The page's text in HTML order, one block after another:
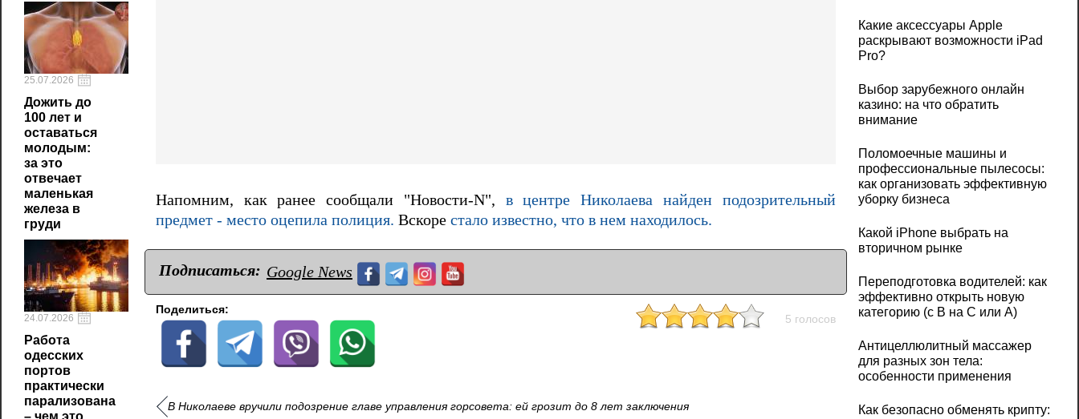
25.07.2026
Дожить до
100 лет и
оставаться
молодым:
за это
отвечает
маленькая
железа в
груди
24.07.2026
Работа
одесских
портов
практически
парализована
– чем это
Напомним, как ранее сообщали "Новости-N", в центре Николаева найден подозрительный
предмет - место оцепила полиция. Вскоре стало известно, что в нем находилось.
Подписаться: Google News
Поделиться:
5 голосов
В Николаеве вручили подозрение главе управления горсовета: ей грозит до 8 лет заключения
Какие аксессуары Apple
раскрывают возможности iPad
Pro?
Выбор зарубежного онлайн
казино: на что обратить
внимание
Поломоечные машины и
профессиональные пылесосы:
как организовать эффективную
уборку бизнеса
Какой iPhone выбрать на
вторичном рынке
Переподготовка водителей: как
эффективно открыть новую
категорию (с B на C или А)
Антицеллюлитный массажер
для разных зон тела:
особенности применения
Как безопасно обменять крипту: